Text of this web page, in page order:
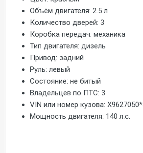
Объём двигателя: 2.5 л
Количество дверей: 3
Коробка передач: механика
Тип двигателя: дизель
Привод: задний
Руль: левый
Состояние: не битый
Владельцев по ПТС: 3
VIN или номер кузова:
Мощность двигателя: 140 л.с.